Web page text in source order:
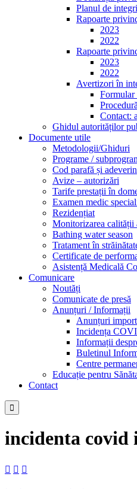
Planul de
Rapoarte
2023
2022
Rapoarte
2023
2022
Avertizori în
Formular
Contact:
Ghidul autorităților
Documente utile
Metodologii/Ghiduri
Programe /
Cod parafă și
Avize – autorizări
Tarife prestații în
Examen medic
Rezidențiat
Monitorizarea calității
Bathing water season
Tratament în
Certificate de
Asistență Medicală
Comunicare
Noutăți
Comunicate de presă
Anunțuri / Informații
Anunțuri
Incidența
Informații
Buletinul
Centre
Educație pentru
Contact

incidenta covid
  